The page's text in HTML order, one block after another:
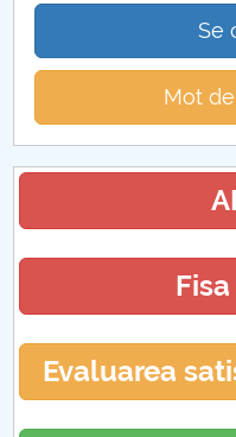
Se
Mot
Evaluarea